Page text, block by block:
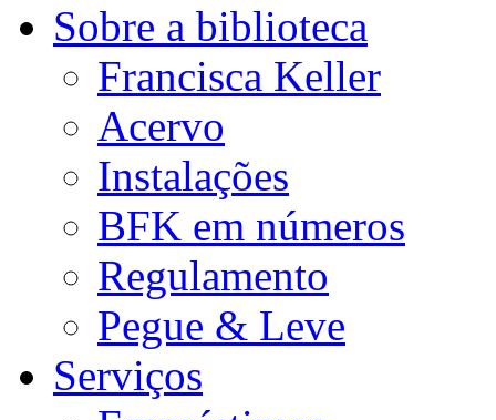
Sobre a biblioteca
Francisca Keller
Acervo
Instalações
BFK em números
Regulamento
Pegue & Leve
Serviços